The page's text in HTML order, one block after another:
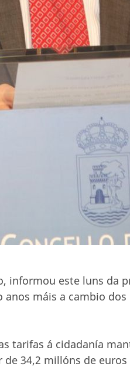
informou este luns da
anos máis a cambio
tarifas á cidadanía
34,2 millóns de